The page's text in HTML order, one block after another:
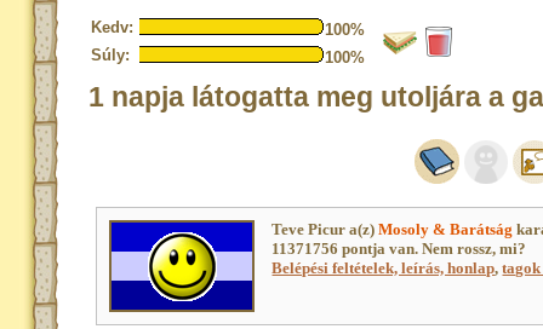
Kedv:
100%
Súly:
100%
1 napja látogatta meg utoljára a
Teve Picur a(z)Mosoly & Barátság
11371756 pontja van. Nem rossz, mi?
Belépési feltételek, leírás, honlap,